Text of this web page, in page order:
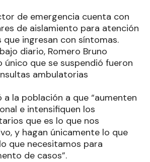
de emergencia cuenta con
de aislamiento para atención
que ingresan con síntomas.
diario, Romero Bruno
único que se suspendió fueron
ambulatorias
a la población a que “aumenten
e intensifiquen los
que es lo que nos
y hagan únicamente lo que
que necesitamos para
de casos”.